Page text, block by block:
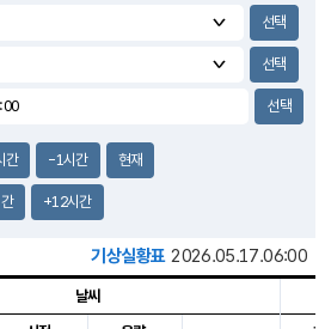
m/s
간 -1시간 현재
+12시간
기상실황표 2026.05.17.06:00
날씨